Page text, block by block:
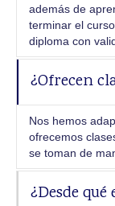
Teacher´s
Teach
Especiales
además de
terminar el
diploma con
¿Ofrecen
Nos hemos
ofrecemos
se toman de
¿Desde